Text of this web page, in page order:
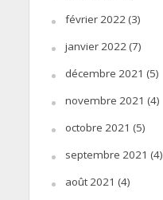
février 2022(3)
janvier 2022(7)
décembre 2021 (5)
novembre 2021 (4)
octobre 2021 (5)
septembre 2021 (4)
août 2021 (4)